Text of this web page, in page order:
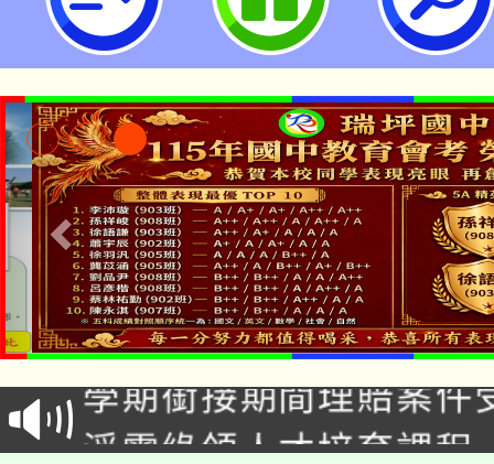
園市立瑞坪國民中學
淨零綠生活教案入校路
會
115年食農教育專業人
程
學期銜接期間理賠案件
學籍身 分審查程序及
淨零綠領人才培育課程